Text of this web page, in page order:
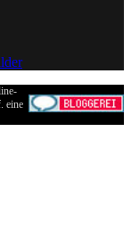
eine